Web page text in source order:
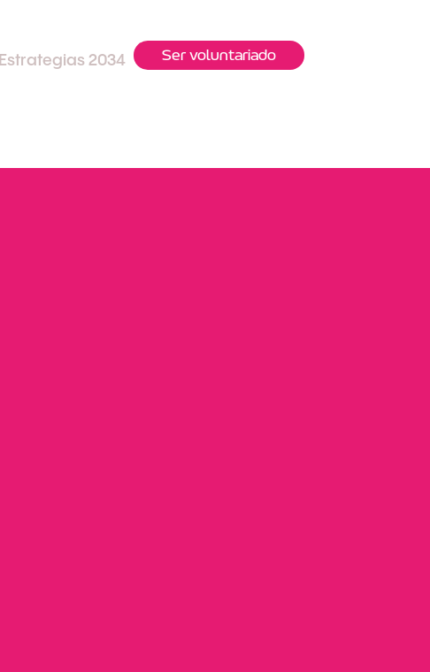
Estrategias 2034 Ser voluntariado